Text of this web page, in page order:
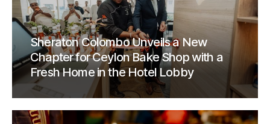
Sheraton Colombo Unveils a New
Chapter for Ceylon Bake Shop with a
Fresh Home in the Hotel Lobby